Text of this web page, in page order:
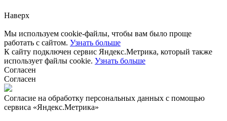
Наверх
Мы используем cookie-файлы, чтобы вам было проще
работать с сайтом. Узнать больше
К сайту подключен сервис Яндекс.Метрика, который также
использует файлы cookie. Узнать больше
Согласен
Согласен
Согласие на обработку персональных данных с помощью
сервиса «Яндекс.Метрика»